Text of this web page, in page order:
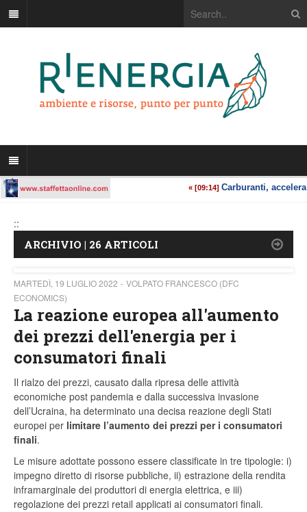
::
ARCHIVIO | 26 ARTICOLI
MARTEDÌ, 19 LUGLIO 2022
VOLPATO FRANCESCO (DFC
ECONOMICS)
La reazione europea all'aumento
dei prezzi dell'energia per i
consumatori finali
Il rialzo dei prezzi, causato dalla ripresa delle attività
economiche post pandemia e dalla successiva invasione
dell’Ucraina, ha determinato una decisa reazione degli Stati
europei per limitare l’aumento dei prezzi per i consumatori
finali.
Le misure adottate possono essere classificate in tre tipologie: i)
impegno diretto di risorse pubbliche, ii) estrazione della rendita
inframarginale dei produttori di energia elettrica, e iii)
regolazione dei prezzi retail applicati ai consumatori finali.